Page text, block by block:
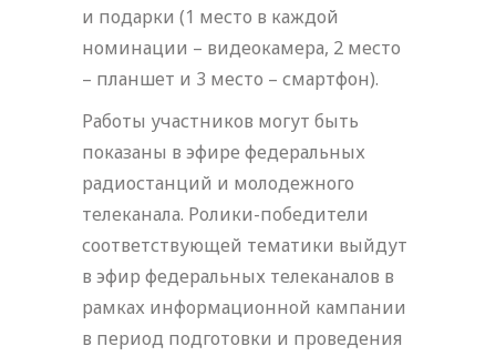
и подарки (1 место в каждой
номинации – видеокамера, 2 место
– планшет и 3 место – смартфон).
Работы участников могут быть
показаны в эфире федеральных
радиостанций и молодежного
телеканала. Ролики-победители
соответствующей тематики выйдут
в эфир федеральных телеканалов в
рамках информационной кампании
в период подготовки и проведения